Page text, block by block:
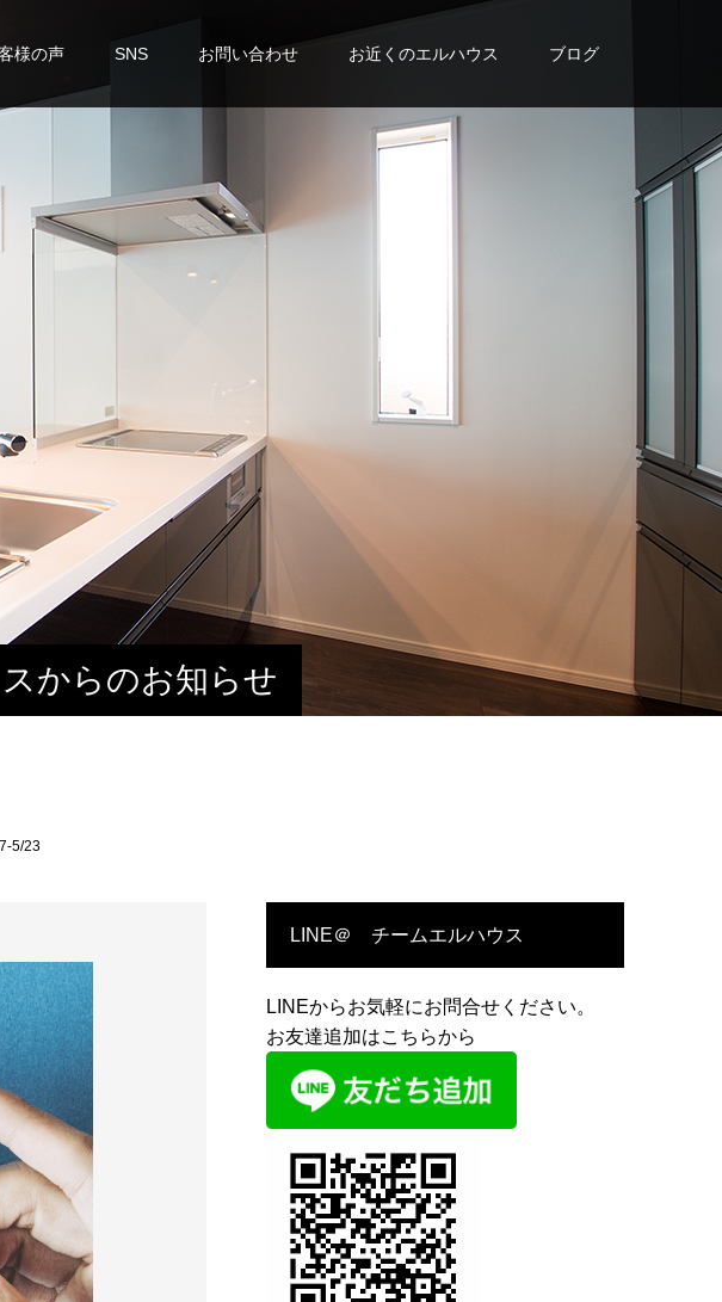
様の声 SNS お問い合わせ お近くのエルハウス ブログ
からのお知らせ
5/23
LINE＠ チームエルハウス
LINEからお気軽にお問合せください。
お友達追加はこちらから